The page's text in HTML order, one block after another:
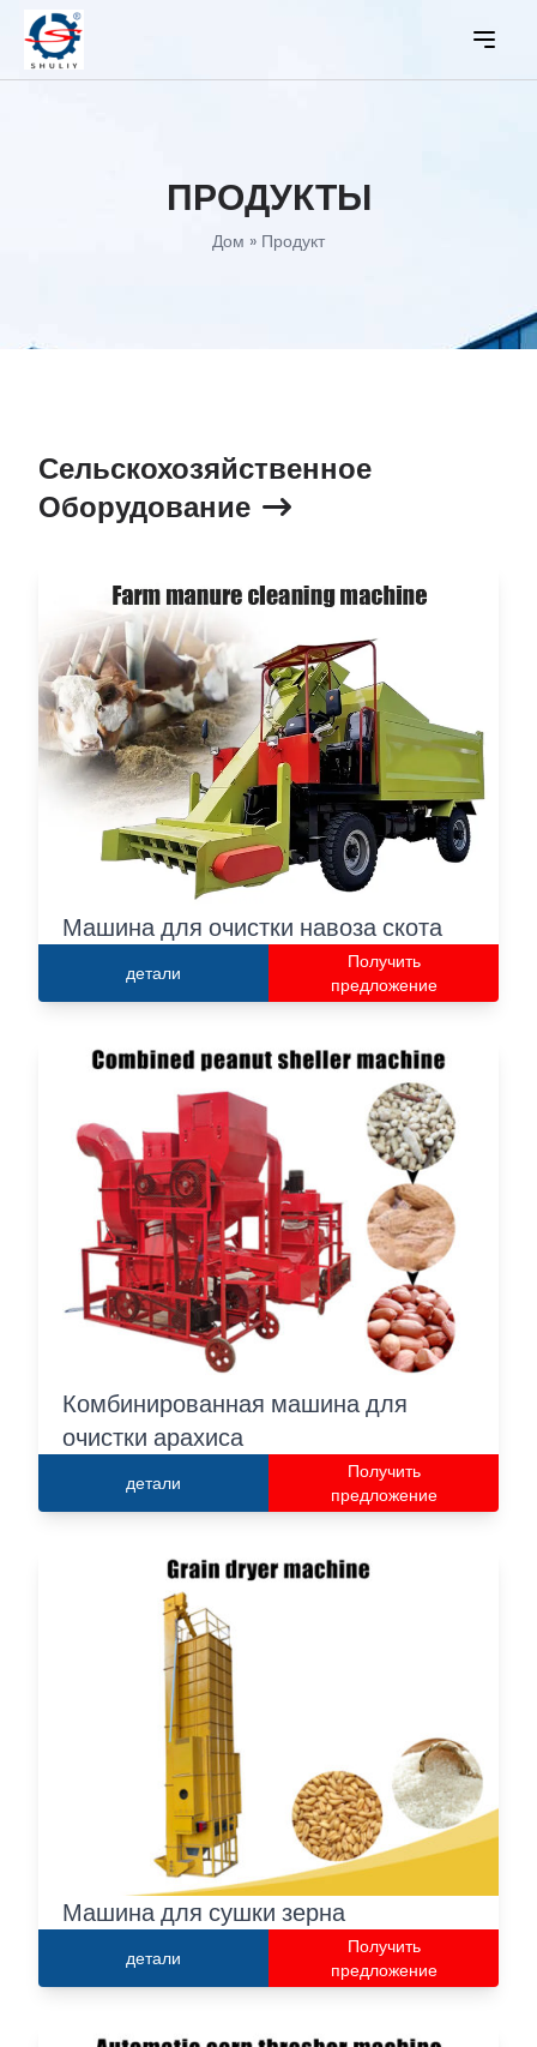
ПРОДУКТЫ
Дом » Продукт
Сельскохозяйственное
Оборудование
Машина для очистки навоза скота
детали
Получить
предложение
Комбинированная машина для
очистки арахиса
детали
Получить
предложение
Машина для сушки зерна
детали
Получить
предложение